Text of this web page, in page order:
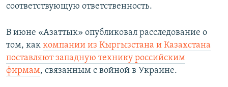
соответствующую ответственность.
В июне «Азаттык» опубликовал расследование о
том, как компании из Кыргызстана и Казахстана
поставляют западную технику российским
фирмам, связанным с войной в Украине.